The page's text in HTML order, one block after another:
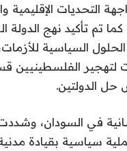
التحديات الإقليمية
تم تأكيد نهج الدولة
السياسية
الفلسطينيين
الدولتين.
في السودان،
سياسية بقيادة